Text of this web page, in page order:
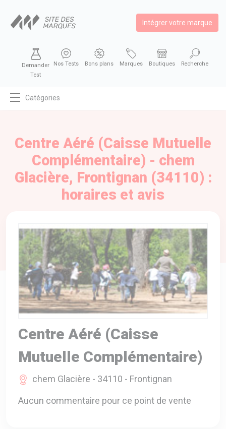
Intégrer votre marque
Demander
Test
Nos Tests Bons plans Marques Boutiques Recherche
Catégories
SE DIVERTIR
A VOTRE SERVICE
BIO & ENVIRONNEMENT
ENTREPRISE
ANIMAUX
CATALOGUES
Centre Aéré (Caisse Mutuelle
Complémentaire) - chem
Glacière, Frontignan (34110) :
horaires et avis
Centre Aéré (Caisse
Mutuelle Complémentaire)
chem Glacière - 34110 - Frontignan
Aucun commentaire pour ce point de vente